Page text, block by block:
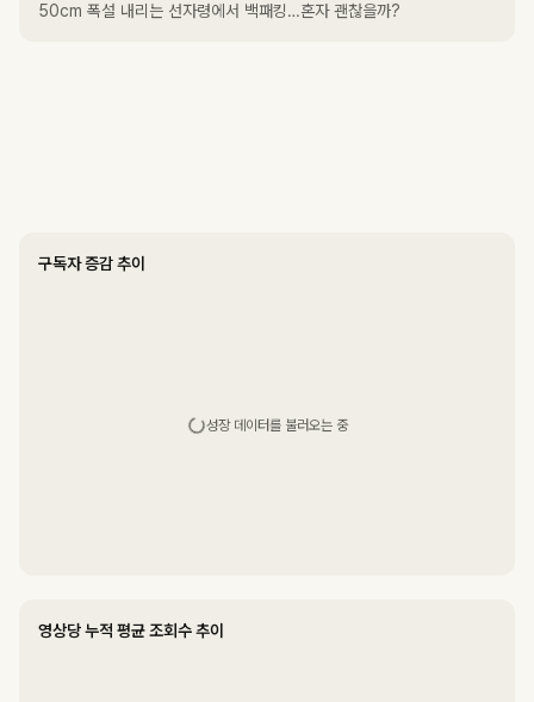
50cm 폭설 내리는 선자령에서 백패킹…혼자 괜찮을까?
구독자 증감 추이
성장 데이터를 불러오는 중
영상당 누적 평균 조회수 추이